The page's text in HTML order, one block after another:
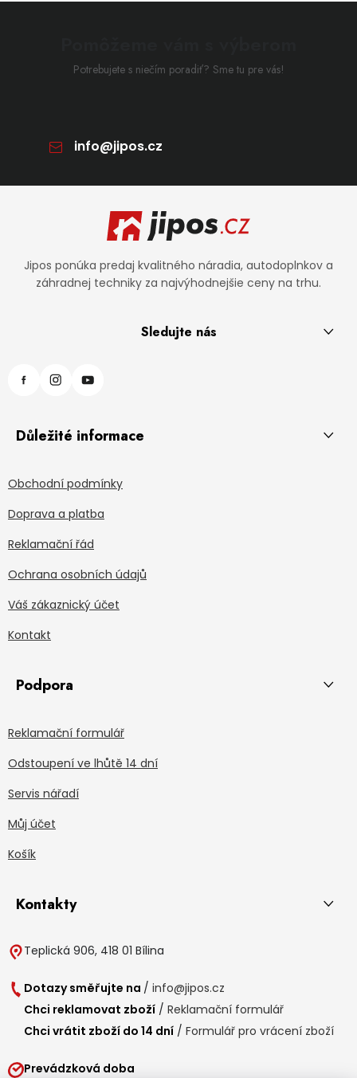
Potrebujete s niečím poradiť? Sme tu pre vás!
info@jipos.cz
Jipos ponúka predaj kvalitného náradia, autodoplnkov a
záhradnej techniky za najvýhodnejšie ceny na trhu.
Sledujte nás
Důležité informace
Obchodní podmínky
Doprava a platba
Reklamační řád
Ochrana osobních údajů
Váš zákaznický účet
Kontakt
Podpora
Reklamační formulář
Odstoupení ve lhůtě 14 dní
Servis nářadí
Můj účet
Košík
Kontakty
Teplická 906, 418 01 Bílina
Dotazy směřujte na / info@jipos.cz
Chci reklamovat zboží / Reklamační formulář
Chci vrátit zboží do 14 dní / Formulář pro vrácení zboží
Prevádzková doba